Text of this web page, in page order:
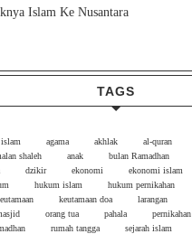
Islam Ke Nusantara
TAGS
islam agama akhlak al-quran
shaleh anak bulan Ramadhan
dzikir ekonomi ekonomi islam
hukum islam hukum pernikahan
keutamaan doa larangan
orang tua pahala pernikahan
rumah tangga sejarah islam